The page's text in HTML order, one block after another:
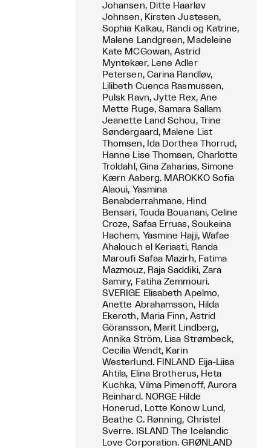
Johansen, Ditte Haarløv
Johnsen, Kirsten Justesen,
Sophia Kalkau, Randi og Katrine,
Malene Landgreen, Madeleine
Kate MCGowan, Astrid
Myntekær, Lene Adler
Petersen, Carina Randløv,
Lilibeth Cuenca Rasmussen,
Pulsk Ravn, Jytte Rex, Ane
Mette Ruge, Samara Sallam
Jeanette Land Schou, Trine
Søndergaard, Malene List
Thomsen, Ida Dorthea Thorrud,
Hanne Lise Thomsen, Charlotte
Troldahl, Gina Zaharias, Simone
Kærn Aaberg. MAROKKO Sofia
Alaoui, Yasmina
Benabderrahmane, Hind
Bensari, Touda Bouanani, Celine
Croze, Safaa Erruas, Soukeina
Hachem, Yasmine Hajji, Wafae
Ahalouch el Keriasti, Randa
Maroufi Safaa Mazirh, Fatima
Mazmouz, Raja Saddiki, Zara
Samiry, Fatiha Zemmouri.
SVERIGE Elisabeth Apelmo,
Anette Abrahamsson, Hilda
Ekeroth, Maria Finn, Astrid
Göransson, Marit Lindberg,
Annika Ström, Lisa Strømbeck,
Cecilia Wendt, Karin
Westerlund. FINLAND Eija-Liisa
Ahtila, Elina Brotherus, Heta
Kuchka, Vilma Pimenoff, Aurora
Reinhard. NORGE Hilde
Honerud, Lotte Konow Lund,
Beathe C. Rønning, Christel
Sverre. ISLAND The Icelandic
Love Corporation. GRØNLAND